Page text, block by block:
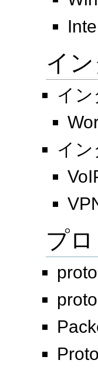
イ
イン
イン
プ